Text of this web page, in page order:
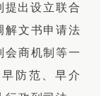
提出设立联合
解文书申请法
会商机制等一
防范、早介